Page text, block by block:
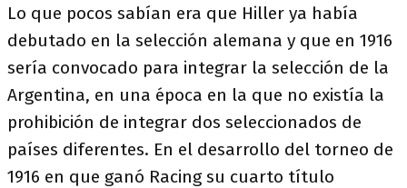
Lo que pocos sabían era que Hiller ya había
debutado en la selección alemana y que en 1916
sería convocado para integrar la selección de la
Argentina, en una época en la que no existía la
prohibición de integrar dos seleccionados de
países diferentes. En el desarrollo del torneo de
1916 en que ganó Racing su cuarto título